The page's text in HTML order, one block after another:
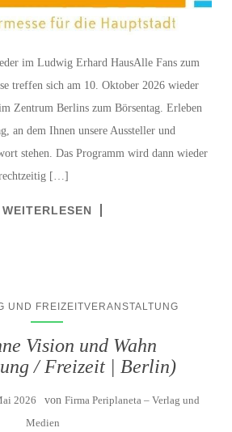
im Ludwig Erhard HausAlle Fans zum
treffen sich am 10. Oktober 2026 wieder
Zentrum Berlins zum Börsentag. Erleben
an dem Ihnen unsere Aussteller und
stehen. Das Programm wird dann wieder
[…]
WEITERLESEN
UND FREIZEITVERANSTALTUNG
Vision und Wahn
/ Freizeit | Berlin)
2026 von Firma Periplaneta – Verlag und
Medien